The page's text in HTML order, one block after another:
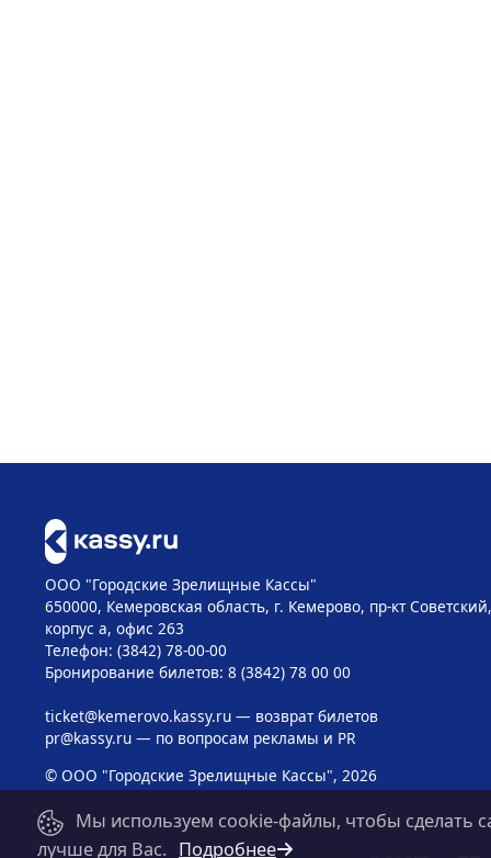
ООО "Городские Зрелищные Кассы"
650000, Кемеровская область, г. Кемерово, пр-кт
корпус а, офис 263
Телефон: (3842) 78-00-00
Бронирование билетов: 8 (3842) 78 00 00
ticket@kemerovo.kassy.ru— возврат билетов
pr@kassy.ru— по вопросам рекламы и PR
© ООО "Городские Зрелищные Кассы", 2026
Мы используем cookie-файлы, чтобы сделать
лучше для Вас. Подробнее